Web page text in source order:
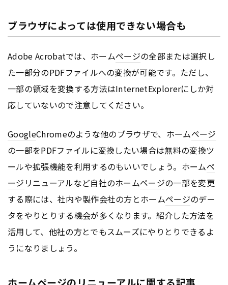
ブラウザによっては使用できない場合も
Adobe Acrobatでは、ホームページの全部または選択し
た一部分のPDFファイルへの変換が可能です。ただし、
一部の領域を変換する方法はInternetExplorerにしか対
応していないので注意してください。
GoogleChromeのような他のブラウザで、ホームページ
の一部をPDFファイルに変換したい場合は無料の変換ツ
ールや拡張機能を利用するのもいいでしょう。ホームペ
ージ リニューアルなど自社のホームページの一部を変更
する際には、社内や製作会社の方とホームページのデー
タをやりとりする機会が多くなります。紹介した方法を
活用して、他社の方とでもスムーズにやりとりできるよ
うになりましょう。